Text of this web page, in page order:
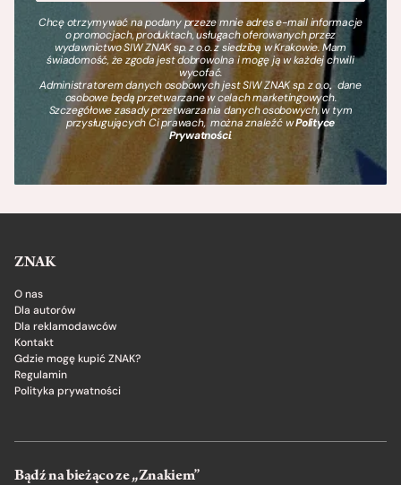
Chcę otrzymywać na podany przeze mnie adres e-mail informacje
o promocjach, produktach, usługach oferowanych przez
wydawnictwo SIW ZNAK sp. z o.o. z siedzibą w Krakowie. Mam
świadomość, że zgoda jest dobrowolna i mogę ją w każdej chwili
wycofać.
Administratorem danych osobowych jest SIW ZNAK sp. z o.o., dane
osobowe będą przetwarzane w celach marketingowych.
Szczegółowe zasady przetwarzania danych osobowych, w tym
przysługujących Ci prawach, można znaleźć wPolityce
Prywatności.
ZNAK
O nas
Dla autorów
Dla reklamodawców
Kontakt
Gdzie mogę kupić ZNAK?
Regulamin
Polityka prywatności
Bądź na bieżąco ze „Znakiem”